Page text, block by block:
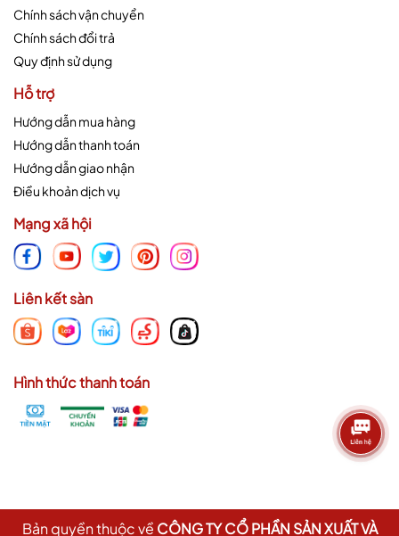
Chính sách vận chuyển
Chính sách đổi trả
Quy định sử dụng
Hỗ trợ
Hướng dẫn mua hàng
Hướng dẫn thanh toán
Hướng dẫn giao nhận
Điều khoản dịch vụ
Mạng xã hội
Liên kết sàn
Hình thức thanh toán
Bản quyền thuộc về CÔNG TY CỔ PHẦN SẢN XUẤT VÀ